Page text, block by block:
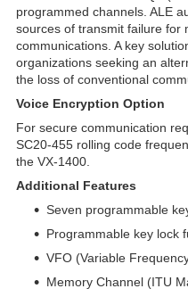
programmed channels. ALE
sources of transmit failure for
communications. A key
organizations seeking an
the loss of conventional
Voice Encryption Option
For secure communication
SC20-455 rolling code
the VX-1400.
Additional Features
Seven programmable
Programmable key lock
VFO (Variable
Memory Channel (ITU